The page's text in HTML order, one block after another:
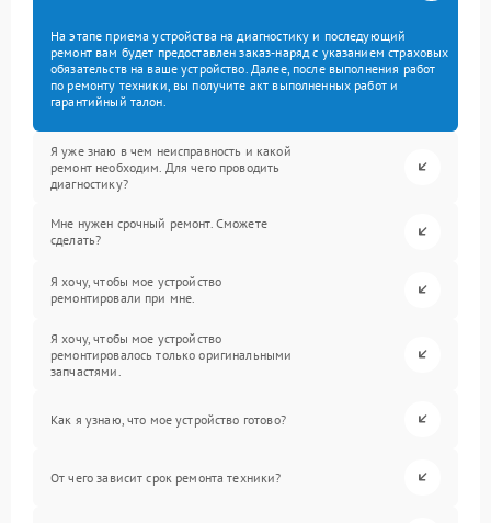
На этапе приема устройства на диагностику и последующий
ремонт вам будет предоставлен заказ-наряд с указанием страховых
обязательств на ваше устройство. Далее, после выполнения работ
по ремонту техники, вы получите акт выполненных работ и
гарантийный талон.
Я уже знаю в чем неисправность и какой
ремонт необходим. Для чего проводить
диагностику?
Мне нужен срочный ремонт. Сможете
сделать?
Я хочу, чтобы мое устройство
ремонтировали при мне.
Я хочу, чтобы мое устройство
ремонтировалось только оригинальными
запчастями.
Как я узнаю, что мое устройство готово?
От чего зависит срок ремонта техники?